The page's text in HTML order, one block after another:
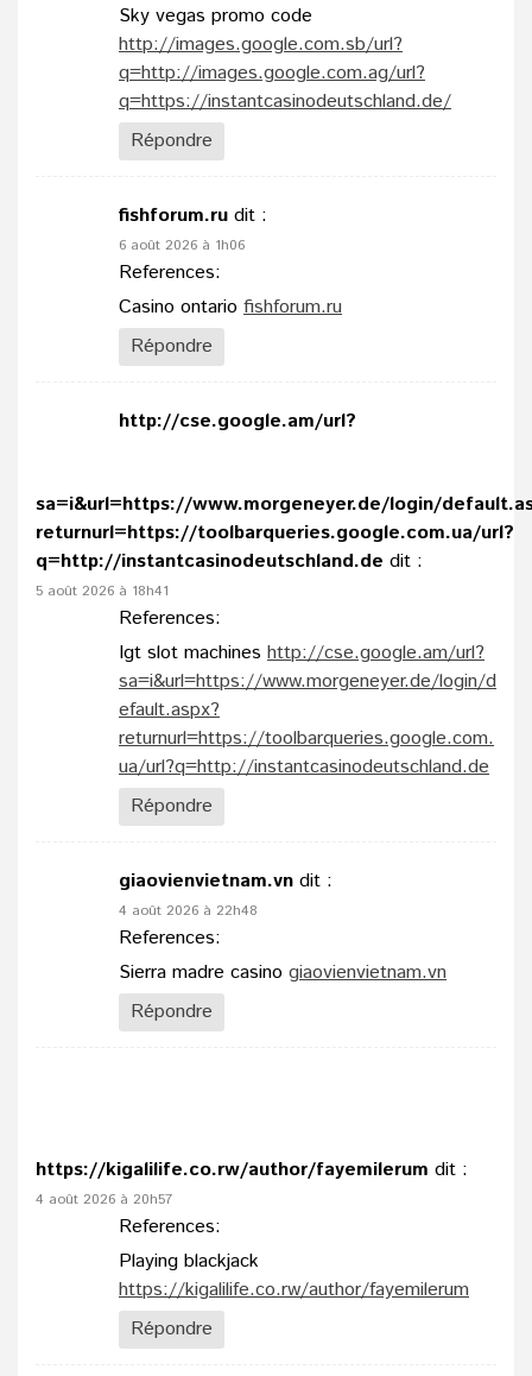
Sky vegas promo code
http://images.google.com.sb/url?
q=http://images.google.com.ag/url?
q=https://instantcasinodeutschland.de/
Répondre
fishforum.ru dit :
6 août 2026 à 1h06
References:
Casino ontario fishforum.ru
Répondre
http://cse.google.am/url?
sa=i&url=https://www.morgeneyer.de/login/
returnurl=https://toolbarqueries.google.com.ua/url?
q=http://instantcasinodeutschland.de dit :
5 août 2026 à 18h41
References:
Igt slot machines http://cse.google.am/url?
sa=i&url=https://www.morgeneyer.de/login/d
efault.aspx?
returnurl=https://toolbarqueries.google.com.
ua/url?q=http://instantcasinodeutschland.de
Répondre
giaovienvietnam.vn dit :
4 août 2026 à 22h48
References:
Sierra madre casino giaovienvietnam.vn
Répondre
https://kigalilife.co.rw/author/fayemilerum dit :
4 août 2026 à 20h57
References:
Playing blackjack
https://kigalilife.co.rw/author/fayemilerum
Répondre